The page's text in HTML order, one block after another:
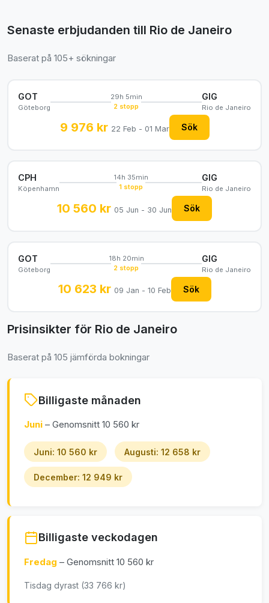
Senaste erbjudanden till Rio de Janeiro
Baserat på 105+ sökningar
GOT
Göteborg
29h 5min
2 stopp
GIG
Rio de Janeiro
9 976 kr 22 Feb - 01 Mar Sök
CPH
Köpenhamn
14h 35min
1 stopp
GIG
Rio de Janeiro
10 560 kr 05 Jun - 30 Jun Sök
GOT
Göteborg
18h 20min
2 stopp
GIG
Rio de Janeiro
10 623 kr 09 Jan - 10 Feb Sök
Prisinsikter för Rio de Janeiro
Baserat på 105 jämförda bokningar
Billigaste månaden
Juni – Genomsnitt 10 560 kr
Juni: 10 560 kr Augusti: 12 658 kr
December: 12 949 kr
Billigaste veckodagen
Fredag – Genomsnitt 10 560 kr
Tisdag dyrast (33 766 kr)